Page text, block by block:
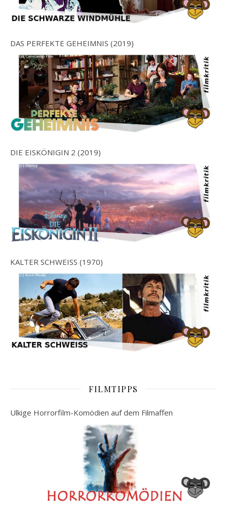
DAS PERFEKTE GEHEIMNIS (2019)
DIE EISKÖNIGIN 2 (2019)
KALTER SCHWEISS (1970)
FILMTIPPS
Ulkige Horrorfilm-Komödien auf dem Filmaffen